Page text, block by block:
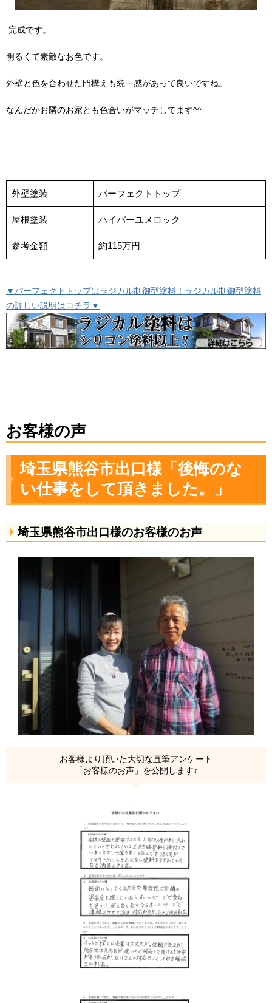
完成です。
明るくて素敵なお色です。
外壁と色を合わせた門構えも統一感があって良いですね。
なんだかお隣のお家とも色合いがマッチしてます^^
外壁塗装 パーフェクトトップ
屋根塗装 ハイパーユメロック
参考金額 約115万円
▼パーフェクトトップはラジカル制御型塗料！ラジカル制御型塗料
の詳しい説明はコチラ▼
お客様の声
埼玉県熊谷市出口様「後悔のな
い仕事をして頂きました。」
埼玉県熊谷市出口様のお客様のお声
お客様より頂いた大切な直筆アンケート
「お客様のお声」を公開します♪